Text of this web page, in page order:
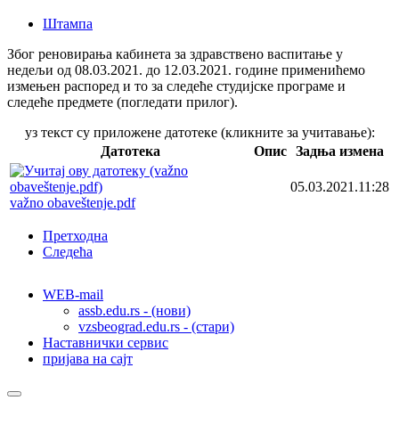
Штампа
Због реновирања кабинета за здравствено васпитање у
недељи од 08.03.2021. до 12.03.2021. године применићемо
измењен распоред и то за следеће студијске програме и
следеће предмете (погледати прилог).
уз текст су приложене датотеке (кликните за учитавање):
Датотека
Опис Задња измена
važno obaveštenje.pdf
05.03.2021.11:28
Претходна
Следећа
WEB-mail
assb.edu.rs - (нови)
vzsbeograd.edu.rs - (стари)
Наставнички сервис
пријава на сајт